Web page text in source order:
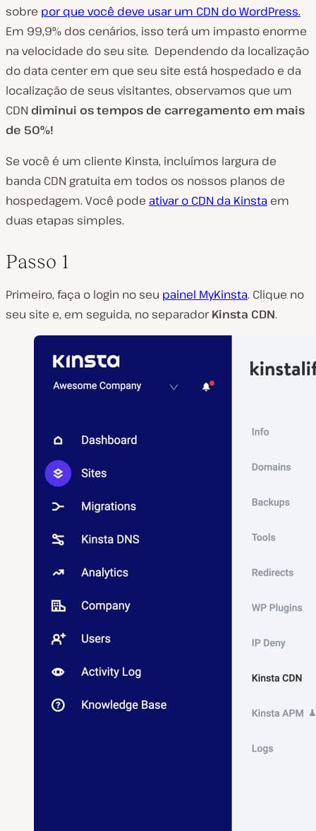
sobre por que você deve usar um CDN do WordPress.
Em 99,9% dos cenários, isso terá um impasto enorme
na velocidade do seu site. Dependendo da localização
do data center em que seu site está hospedado e da
localização de seus visitantes, observamos que um
CDN diminui os tempos de carregamento em mais
de 50%!
Se você é um cliente Kinsta, incluímos largura de
banda CDN gratuita em todos os nossos planos de
hospedagem. Você pode ativar o CDN da Kinsta em
duas etapas simples.
Passo 1
Primeiro, faça o login no seu painel MyKinsta. Clique no
seu site e, em seguida, no separadorKinsta CDN.